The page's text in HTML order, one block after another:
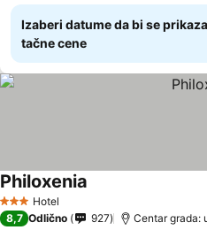
Izaberi datume da bi se
tačne cene
3 Zvezdice
Hotel
Philoxenia
8,7 Odlično 927 Centar grada: